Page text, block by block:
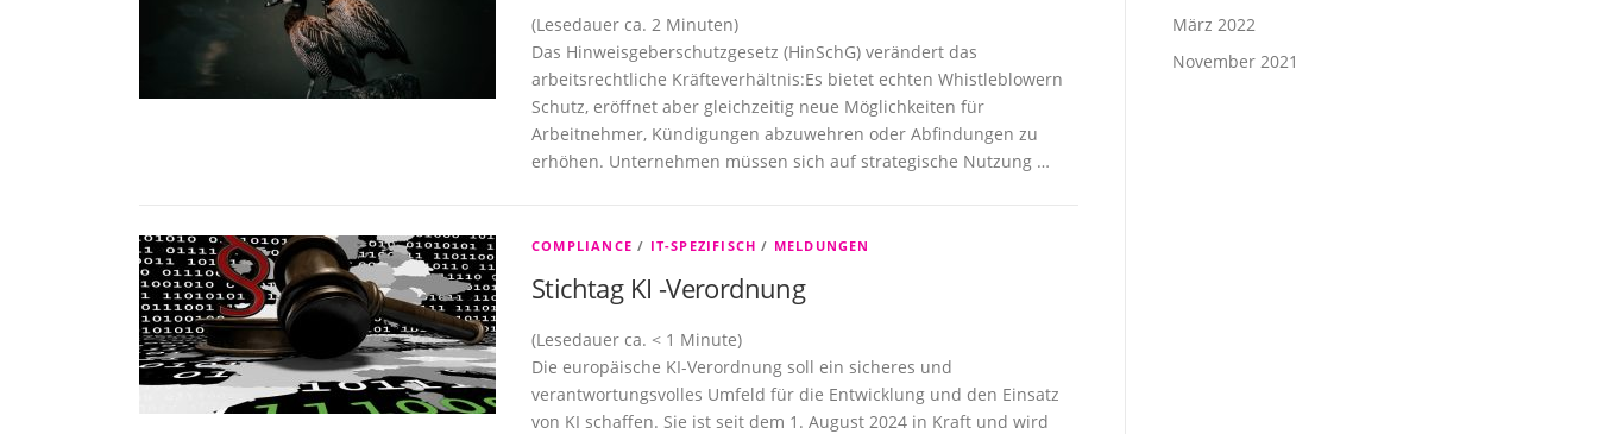
(Lesedauer ca. 2 Minuten)
Das Hinweisgeberschutzgesetz (HinSchG) verändert das
arbeitsrechtliche Kräfteverhältnis:Es bietet echten Whistleblowern
Schutz, eröffnet aber gleichzeitig neue Möglichkeiten für
Arbeitnehmer, Kündigungen abzuwehren oder Abfindungen zu
erhöhen. Unternehmen müssen sich auf strategische Nutzung …
COMPLIANCE / IT-SPEZIFISCH / MELDUNGEN
Stichtag KI -Verordnung
(Lesedauer ca. < 1 Minute)
Die europäische KI-Verordnung soll ein sicheres und
verantwortungsvolles Umfeld für die Entwicklung und den Einsatz
von KI schaffen. Sie ist seit dem 1. August 2024 in Kraft und wird
März 2022
November 2021